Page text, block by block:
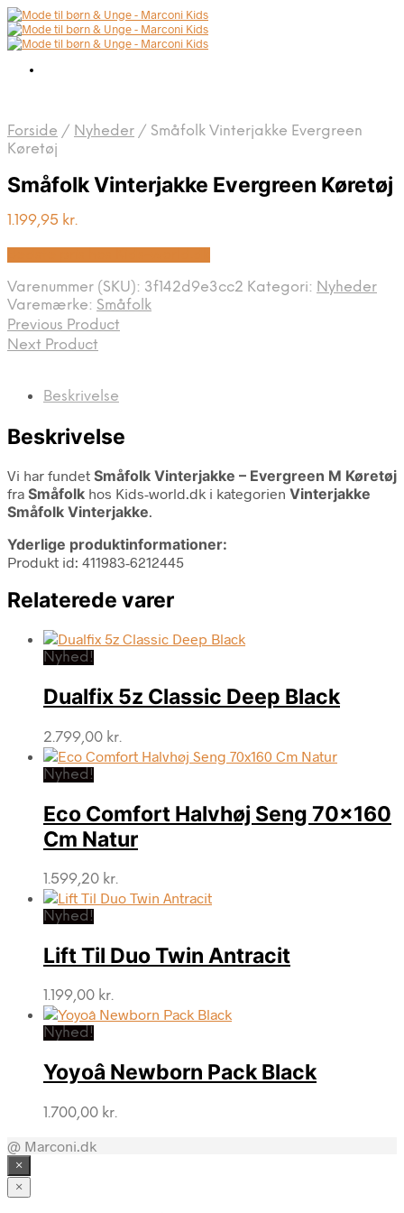
Forside / Nyheder / Småfolk Vinterjakke Evergreen
Køretøj
Småfolk Vinterjakke Evergreen Køretøj
1.199,95 kr.
Varenummer (SKU): 3f142d9e3cc2 Kategori: Nyheder
Varemærke: Småfolk
Previous Product
Next Product
Beskrivelse
Beskrivelse
Vi har fundet Småfolk Vinterjakke – Evergreen M Køretøj
fra Småfolk hos Kids-world.dk i kategorien Vinterjakke
Småfolk Vinterjakke.
Yderlige produktinformationer:
Produkt id: 411983-6212445
Relaterede varer
Nyhed!
Dualfix 5z Classic Deep Black
2.799,00 kr.
Nyhed!
Eco Comfort Halvhøj Seng 70×160
Cm Natur
1.599,20 kr.
Nyhed!
Lift Til Duo Twin Antracit
1.199,00 kr.
Nyhed!
Yoyoâ Newborn Pack Black
1.700,00 kr.
@ Marconi.dk
×
×